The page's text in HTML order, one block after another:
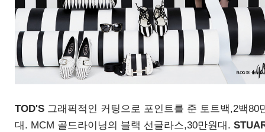
TOD'S 그래픽적인 커팅으로 포인트를 준 토트백,2백80
대. MCM 골드라이닝의 블랙 선글라스,30만원대.